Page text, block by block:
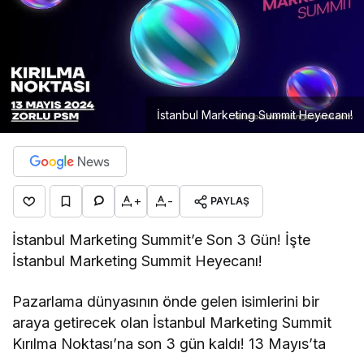
İstanbul Marketing Summit Heyecanı!
+ - PAYLAŞ
İstanbul Marketing Summit’e Son 3 Gün! İşte
İstanbul Marketing Summit Heyecanı!
Pazarlama dünyasının önde gelen isimlerini bir
araya getirecek olan İstanbul Marketing Summit
Kırılma Noktası’na son 3 gün kaldı! 13 Mayıs’ta